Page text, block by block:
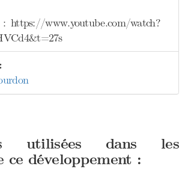
https://www.youtube.com/watch?
utilisées dans les
ce développement :